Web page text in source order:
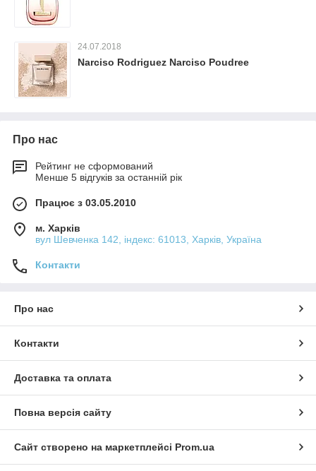
24.07.2018
Narciso Rodriguez Narciso Poudree
Про нас
Рейтинг не сформований
Менше 5 відгуків за останній рік
Працює з 03.05.2010
м. Харків
вул Шевченка 142, iндекс: 61013, Харків, Україна
Контакти
Про нас
Контакти
Доставка та оплата
Повна версія сайту
Сайт створено на маркетплейсі Prom.ua